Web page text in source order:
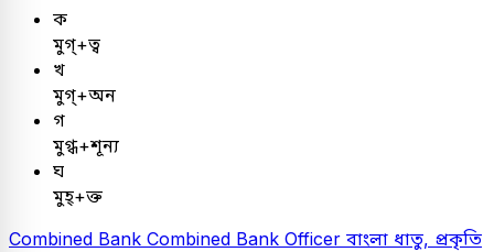
ক
মুগ্‌+ত্ব
খ
মুগ্‌+অন
গ
মুগ্ধ+শূন্য
ঘ
মুহ্+ক্ত
Combined Bank Combined Bank Officer বাংলা ধাতু, প্রকৃতি